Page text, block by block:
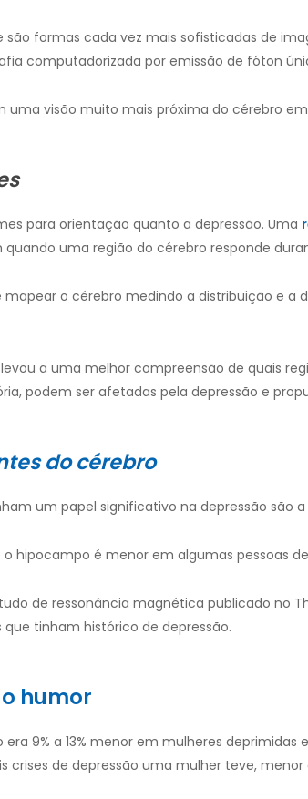
são formas cada vez mais sofisticadas de
computadorizada por emissão de fóton
uma visão muito mais próxima do cérebro
para orientação quanto a depressão. Uma
uma região do cérebro responde
mapear o cérebro medindo a distribuição e
a uma melhor compreensão de quais
podem ser afetadas pela depressão e
do cérebro
um papel significativo na depressão são
hipocampo é menor em algumas pessoas
de ressonância magnética publicado no
tinham histórico de depressão.
humor
era 9% a 13% menor em mulheres
crises de depressão uma mulher teve,